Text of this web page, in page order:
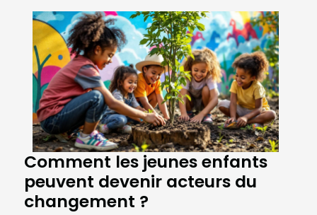
Comment les jeunes enfants
peuvent devenir acteurs du
changement ?